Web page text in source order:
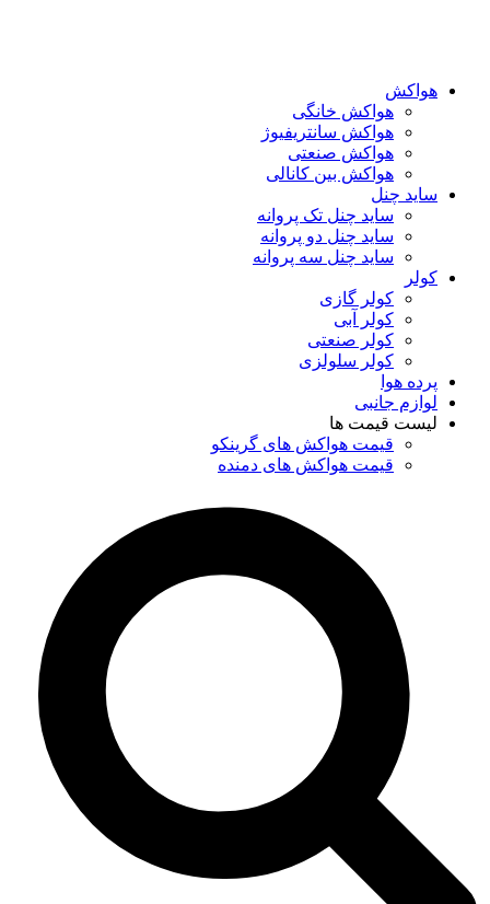
هواکش
هواکش خانگی
هواکش سانتریفیوژ
هواکش صنعتی
هواکش بین کانالی
ساید چنل
ساید چنل تک پروانه
ساید چنل دو پروانه
ساید چنل سه پروانه
کولر
کولر گازی
کولر آبی
کولر صنعتی
کولر سلولزی
پرده هوا
لوازم جانبی
لیست قیمت ها
قیمت هواکش های گرینکو
قیمت هواکش های دمنده